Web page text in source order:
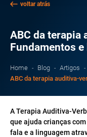
voltar atrás
ABC da terapia
Fundamentos
Home Blog Artigos
ABC da terapia auditiva-
A Terapia Auditiva-
que ajuda crianças
fala e a linguagem